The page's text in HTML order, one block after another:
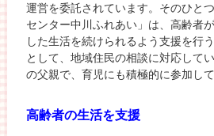
運営を委託されています。そのひと
センター中川ふれあい」は、高齢者
した生活を続けられるよう支援を行
として、地域住民の相談に対応して
の父親で、育児にも積極的に参加して
高齢者の生活を支援